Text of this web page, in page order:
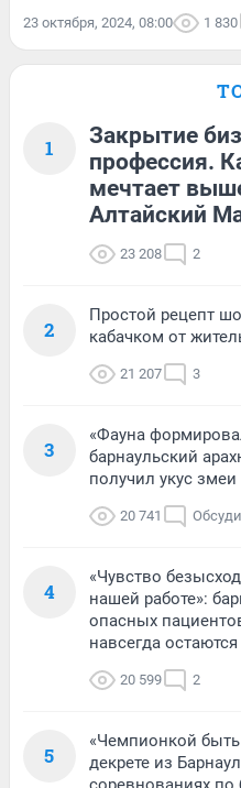
23 октября, 2024, 08:00 1 830
1
Закрытие
профессия.
мечтает
Алтайский
23 208 2
2
Простой рецепт
кабачком от
21 207 3
3
«Фауна
барнаульский
получил укус
20 741
4
«Чувство
нашей работе»:
опасных
навсегда
20 599 2
5
«Чемпионкой
декрете из